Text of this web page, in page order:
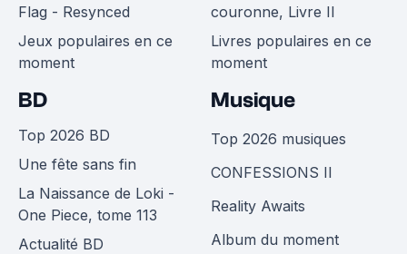
Flag - Resynced
Jeux populaires en ce
moment
couronne, Livre II
Livres populaires en ce
moment
BD
Top 2026 BD
Une fête sans fin
La Naissance de Loki -
One Piece, tome 113
Actualité BD
Musique
Top 2026 musiques
CONFESSIONS II
Reality Awaits
Album du moment